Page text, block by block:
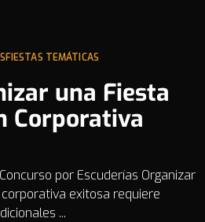
FIESTAS TEMÁTICAS
una Fiesta
Corporativa
por Escuderías Organizar
exitosa requiere
...